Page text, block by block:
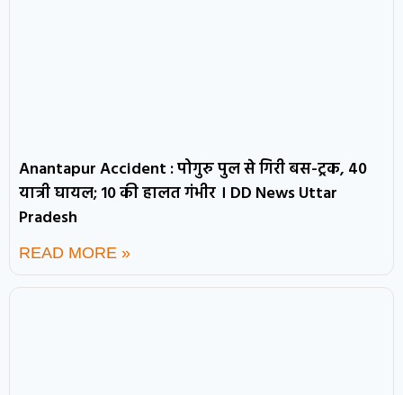
Anantapur Accident : पोगुरु पुल से गिरी बस-ट्रक, 40
यात्री घायल; 10 की हालत गंभीर । DD News Uttar
Pradesh
READ MORE »